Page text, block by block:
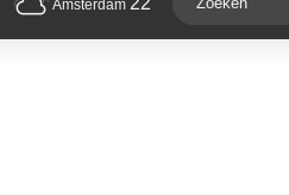
Amsterdam